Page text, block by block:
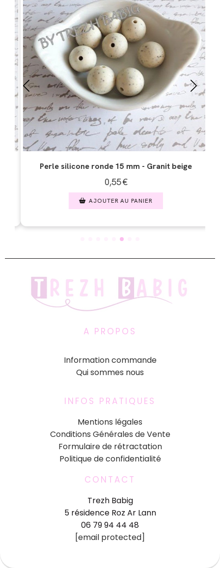
Perle silicone ronde 15 mm - Nacré blanc
0,50
AJOUTER AU PANIER
A PROPOS
Information commande
Qui sommes nous
INFOS PRATIQUES
Mentions légales
Conditions Générales de Vente
Formulaire de rétractation
Politique de confidentialité
CONTACT
Trezh Babig
5 résidence Roz Ar Lann
06 79 94 44 48
[email protected]